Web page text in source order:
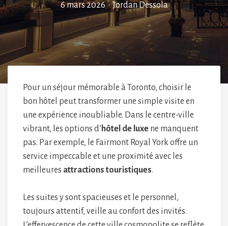
6 mars 2026 • Jordan Dessola
Pour un séjour mémorable à Toronto, choisir le
bon hôtel peut transformer une simple visite en
une expérience inoubliable. Dans le centre-ville
vibrant, les options d’ hôtel de luxe ne manquent
pas. Par exemple, le Fairmont Royal York offre un
service impeccable et une proximité avec les
meilleures attractions touristiques.
Les suites y sont spacieuses et le personnel,
toujours attentif, veille au confort des invités.